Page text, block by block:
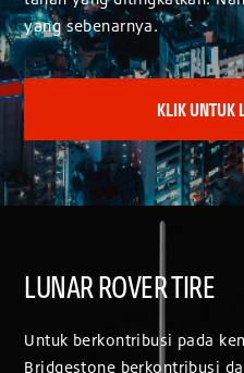
yang sebenarnya.
KLIK UNTUK
LUNAR ROVER TIRE
Untuk berkontribusi pada
Bridgestone berkontribusi